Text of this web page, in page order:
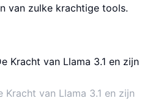
van zulke krachtige tools.
Kracht van Llama 3.1 en zijn